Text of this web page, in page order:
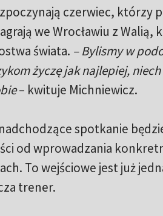
czerwiec, którzy
we Wrocławiu z
świata. – Bylismy w
życzę jak najlepiej,
– kwituje Michniewicz.
spotkanie
od wprowadzania
To wejściowe jest już
trener.